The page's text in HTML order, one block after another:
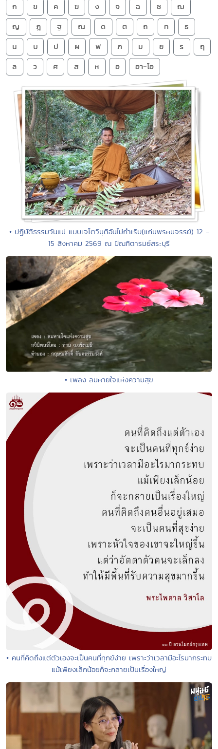
ก ข ค ฆ ง จ ฉ ช
ฌ
ญ
ฎ ฐ ณ ด ต ถ ท
ธ
น
บ ป ผ พ ภ ม ย ร
ฤ
ล
ว ศ ส ห อ อา-โอ
• ปฏิบัติธรรมวันแม่ แบบเจโตวิมุติอันไม่กำเริบ(แก่นพรหมจรรย์) 12 -
15 สิงหาคม 2569 ณ ปัณฑิตารมย์สระบุรี
• เพลง ลมหายใจแห่งความสุข
• คนที่คิดถึงแต่ตัวเองจะเป็นคนที่ทุกข์ง่าย เพราะว่าเวลามีอะไรมากระทบ
แม้เพียงเล็กน้อยก็จะกลายเป็นเรื่องใหญ่